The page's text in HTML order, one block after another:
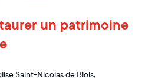
un patrimoine
Saint-Nicolas de Blois,